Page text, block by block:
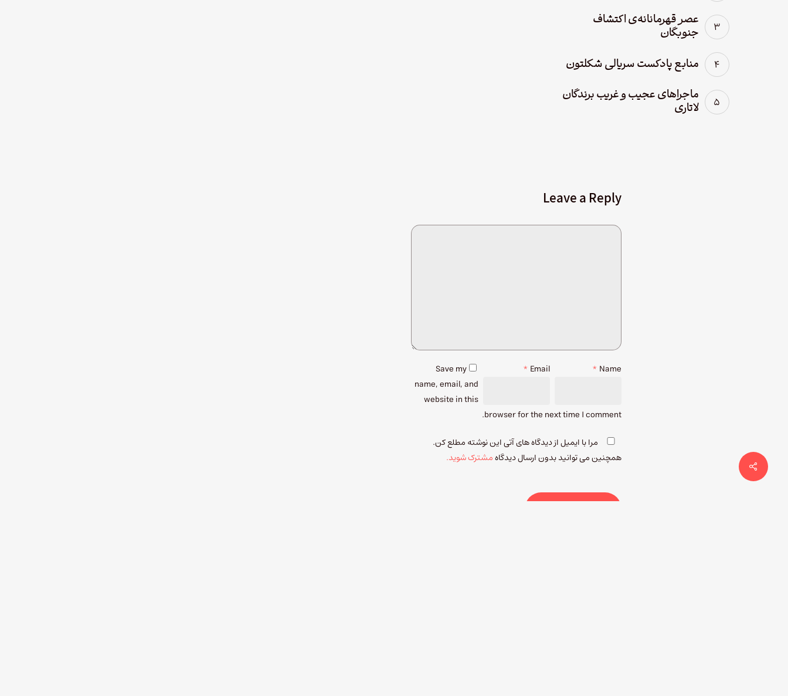
عصر قهرمانانه‌ی اکتشاف
جنوبگان
منابع پادکست سریالی شکلتون
ماجراهای عجیب و غریب برندگان
لاتاری
Leave a Reply
Name
*
Email
*
Save my
name, email, and
website in this
browser for the next time I comment.
مرا با ایمیل از دیدگاه های آتی این نوشته مطلع کن.
همچنین می توانید بدون ارسال دیدگاهمشترک شوید.